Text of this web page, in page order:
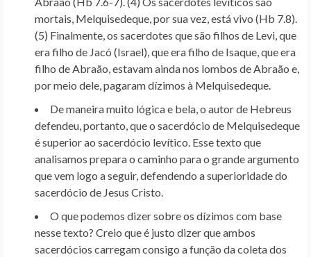
mortais, Melquisedeque, por sua vez, está vivo (Hb 7.8).
(5) Finalmente, os sacerdotes que são filhos de Levi, que
era filho de Jacó (Israel), que era filho de Isaque, que era
filho de Abraão, estavam ainda nos lombos de Abraão e,
por meio dele, pagaram dízimos à Melquisedeque.
De maneira muito lógica e bela, o autor de Hebreus
defendeu, portanto, que o sacerdócio de Melquisedeque
é superior ao sacerdócio levítico. Esse texto que
analisamos prepara o caminho para o grande argumento
que vem logo a seguir, defendendo a superioridade do
sacerdócio de Jesus Cristo.
O que podemos dizer sobre os dízimos com base
nesse texto? Creio que é justo dizer que ambos
sacerdócios carregam consigo a função da coleta dos